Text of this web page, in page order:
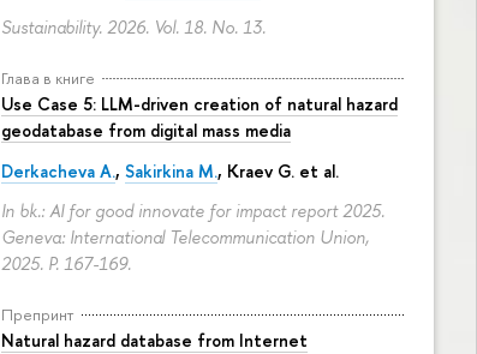
Sustainability. 2026. Vol. 18. No. 13.
Глава в книге
Use Case 5: LLM-driven creation of natural hazard
geodatabase from digital mass media
Derkacheva A., Sakirkina M., Kraev G. et al.
In bk.: AI for good innovate for impact report 2025.
Geneva: International Telecommunication Union,
2025. P. 167-169.
Препринт
Natural hazard database from Internet